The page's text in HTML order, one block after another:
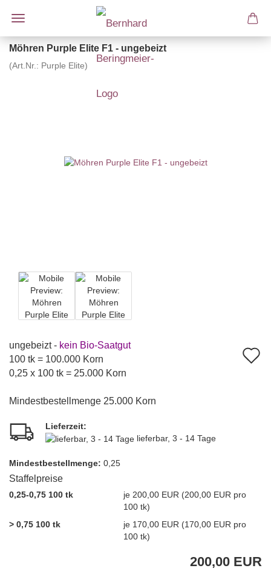
Möhren Purple Elite F1 - ungebeizt
(Art.Nr.: Purple Elite)
ungebeizt - kein Bio-Saatgut
100 tk = 100.000 Korn
0,25 x 100 tk = 25.000 Korn
Mindestbestellmenge 25.000 Korn
Lieferzeit:
lieferbar, 3 - 14 Tage
Mindest­bestellmenge: 0,25
Staffelpreise
0,25-0,75 100 tk
je 200,00 EUR (200,00 EUR pro
100 tk)
> 0,75 100 tk
je 170,00 EUR (170,00 EUR pro
100 tk)
200,00 EUR